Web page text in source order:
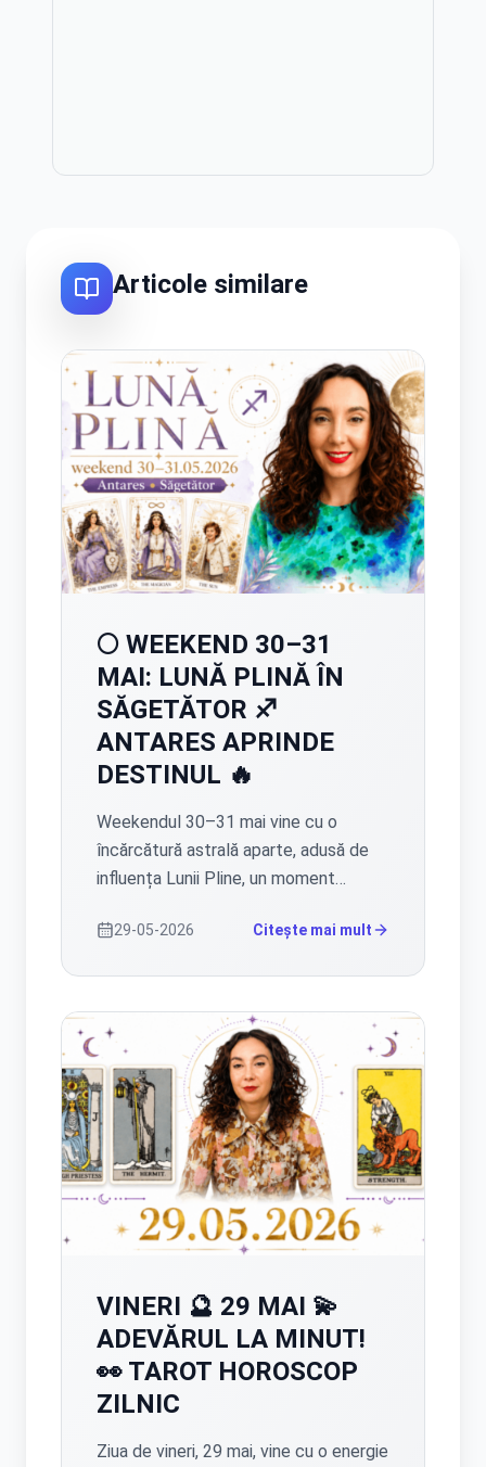
Articole similare
🌕 WEEKEND 30–31
MAI: LUNĂ PLINĂ ÎN
SĂGETĂTOR ♐
ANTARES APRINDE
DESTINUL 🔥
Weekendul 30–31 mai vine cu o
încărcătură astrală aparte, adusă de
influența Lunii Pline, un moment
clarificări și încheieri de etapă. Este o
reflecteze mai profund și să ia decizii
pe care le-au amânat până acum.
Energia acestui final de mai
favorizează sinceritatea față de sine,
asumarea unor adevăruri importante și
reconectarea cu dorințele autentice.
29-05-2026 Citește mai mult
VINERI 🔮 29 MAI 💫
ADEVĂRUL LA MINUT!
👀 TAROT HOROSCOP
ZILNIC
Ziua de vineri, 29 mai, vine cu o energie